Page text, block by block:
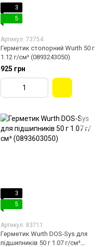
3
5
Артикул: 73754
Герметик стопорний Wurth 50 г
1.12 г/см³ (0893243050)
925 грн
3
5
Артикул: 83711
Герметик Wurth DOS-Sys для
підшипників 50 г 1.07 г/см³